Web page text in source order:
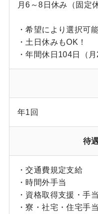
月6～8日休み（固定
・希望により選択可能
・土日休みもOK！
・年間休日104日（
年1回
待
・交通費規定支給
・時間外手当
・資格取得支援・手
・寮・社宅・住宅手